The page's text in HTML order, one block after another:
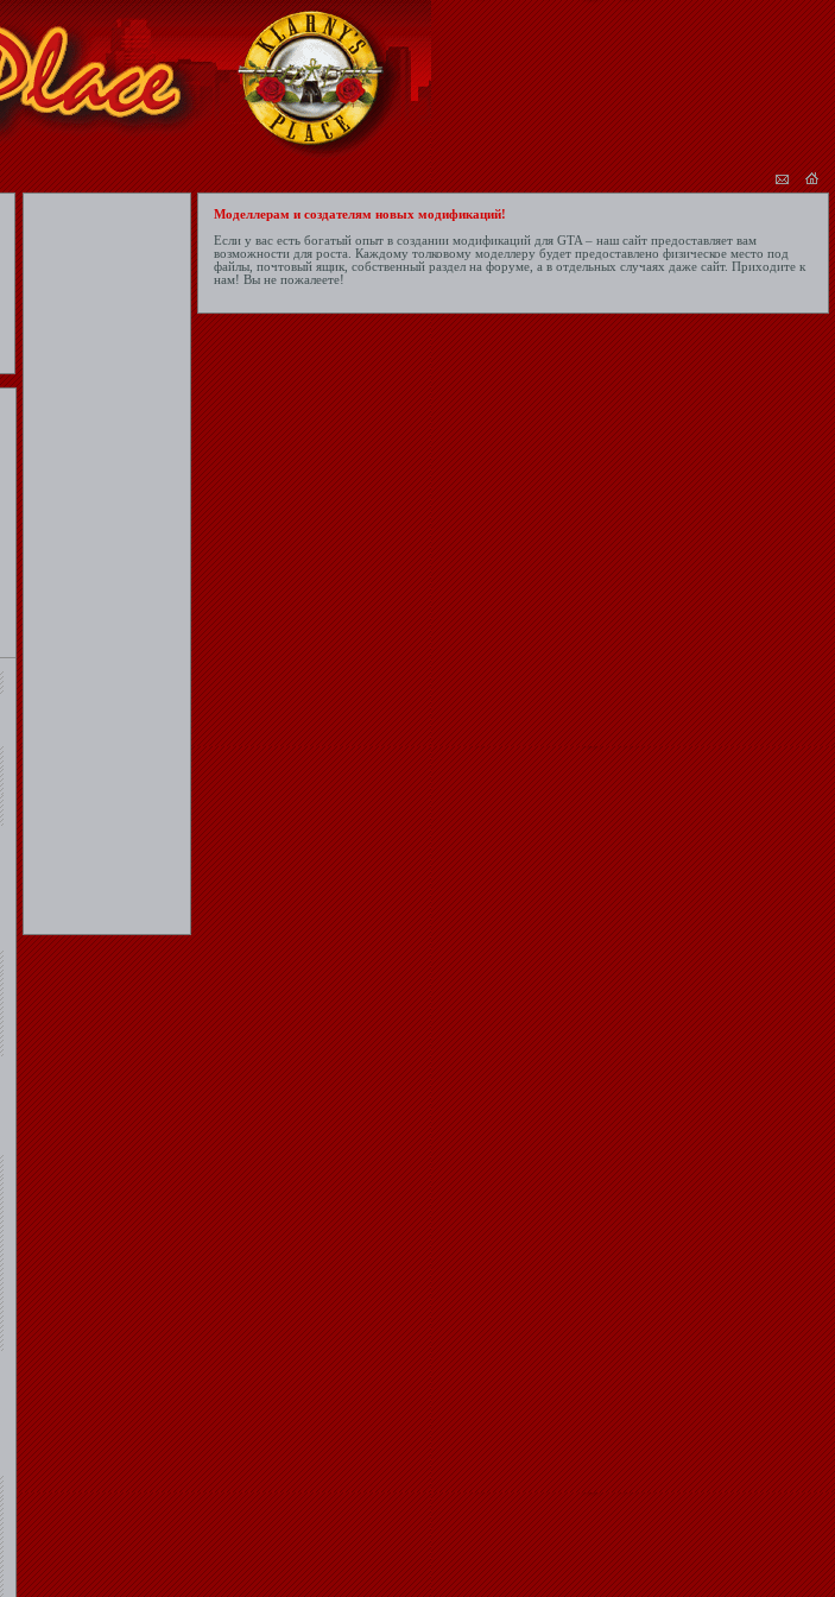
Моделлерам и создателям новых модификаций!
Если у вас есть богатый опыт в создании модификаций для GTA – наш сайт предоставляет вам
возможности для роста. Каждому толковому моделлеру будет предоставлено физическое место под
файлы, почтовый ящик, собственный раздел на форуме, а в отдельных случаях даже сайт. Приходите к
нам! Вы не пожалеете!